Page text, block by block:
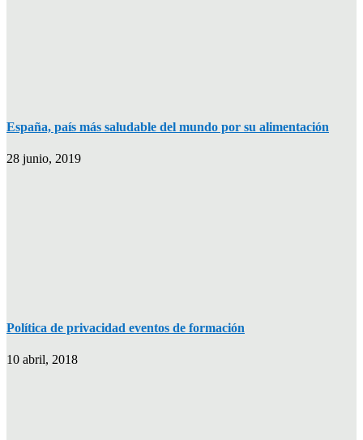
España, país más saludable del mundo por su alimentación
28 junio, 2019
Política de privacidad eventos de formación
10 abril, 2018